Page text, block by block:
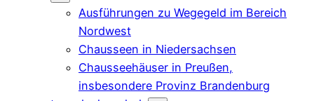
Ausführungen zu Wegegeld im Bereich
Nordwest
Chausseen in Niedersachsen
Chausseehäuser in Preußen,
insbesondere Provinz Brandenburg